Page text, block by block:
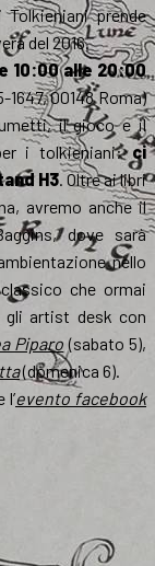
prende
del 2016.
10:00 alle 20:00
1647, 00148 Roma)
il gioco e il
i tolkieniani: ci
H3. Oltre ai libri
avremo anche il
dove sarà
nello
che ormai
artist desk con
Piparo (sabato 5),
(domenica 6).
evento facebook